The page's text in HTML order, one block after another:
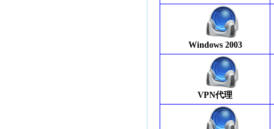
Windows 2003
VPN代理